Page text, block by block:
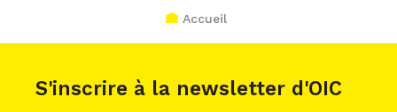
Accueil
S'inscrire à la newsletter d'OIC